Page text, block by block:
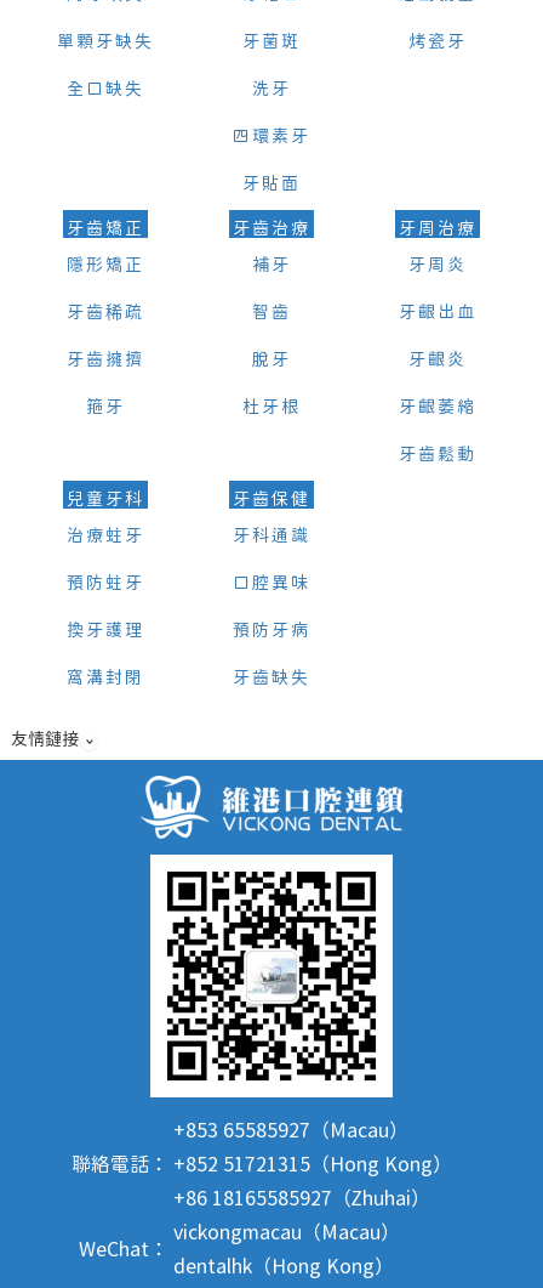
單顆牙缺失
全口缺失
牙菌斑
洗牙
四環素牙
牙貼面
烤瓷牙
牙齒矯正
隱形矯正
牙齒稀疏
牙齒擁擠
箍牙
牙齒治療
補牙
智齒
脫牙
杜牙根
牙周治療
牙周炎
牙齦出血
牙齦炎
牙齦萎縮
牙齒鬆動
兒童牙科
治療蛀牙
預防蛀牙
換牙護理
窩溝封閉
牙齒保健
牙科通識
口腔異味
預防牙病
牙齒缺失
友情鏈接
聯絡電話：
+853 65585927（Macau）
+852 51721315（Hong Kong）
+86 18165585927（Zhuhai）
WeChat：
vickongmacau（Macau）
dentalhk（Hong Kong）